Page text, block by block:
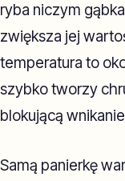
ryba niczym
zwiększa jej
temperatura to
szybko tworzy
blokującą
Samą panierkę